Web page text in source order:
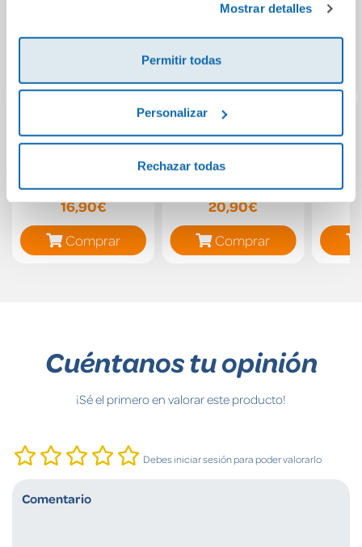
Mostrar detalles
Permitir todas
Personalizar
Rechazar todas
Diez ardillitas
16,90€
Comprar
Detonate. Disparo
al alma
20,90€
Comprar
El
Cuéntanos tu opinión
¡Sé el primero en valorar este producto!
Debes iniciar sesión para poder valorarlo